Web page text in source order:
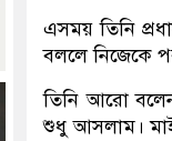
এসময় তিনি
বললে নিজেকে
তিনি আরো
শুধু আসলাম।